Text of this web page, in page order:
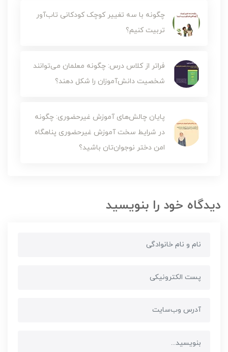
چگونه با سه تغییر کوچک کودکانی تاب‌آور
تربیت کنیم؟
فراتر از کلاس درس: چگونه معلمان می‌توانند
شخصیت دانش‌آموزان را شکل دهند؟
پایان چالش‌های آموزش‌ غیرحضوری: چگونه
در شرایط سخت آموزش غیرحضوری پناهگاه
امن دختر نوجوان‌تان باشید؟
دیدگاه خود را بنویسید